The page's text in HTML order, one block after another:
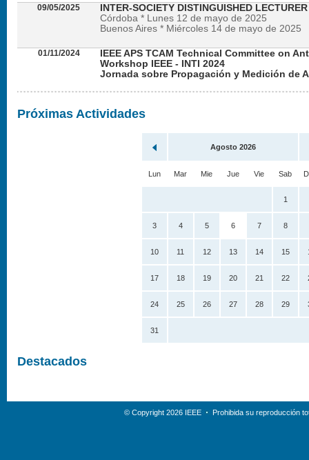
09/05/2025
INTER-SOCIETY DISTINGUISHED
Córdoba * Lunes 12 de mayo de 2025
Buenos Aires * Miércoles 14 de mayo de 2025
01/11/2024
IEEE APS TCAM Technical Committee on
Workshop IEEE - INTI 2024
Jornada sobre Propagación y Medición de
Próximas Actividades
Agosto 2026
Lun Mar Mie Jue Vie Sab
1
3 4 5 6 7 8
10 11 12 13 14 15
17 18 19 20 21 22
24 25 26 27 28 29
31
Destacados
© Copyright 2026 IEEE Prohibida su reproducción